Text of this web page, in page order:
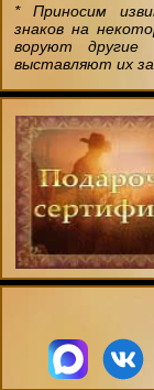
* Приносим
знаков на
воруют
выставляют их за